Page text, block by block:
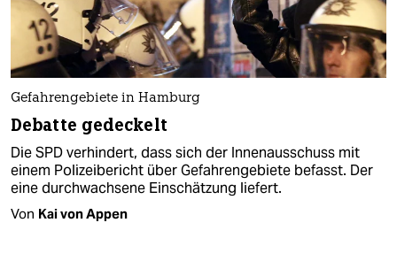
Gefahrengebiete in Hamburg
Debatte gedeckelt
Die SPD verhindert, dass sich der Innenausschuss mit
einem Polizeibericht über Gefahrengebiete befasst. Der
eine durchwachsene Einschätzung liefert.
Von Kai von Appen